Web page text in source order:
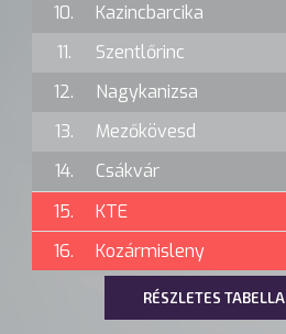
10.
Kazincbarcika
11.
Szentlőrinc
12.
Nagykanizsa
13.
Mezőkövesd
14.
Csákvár
15.
KTE
16.
Kozármisleny
RÉSZLETES TABELLA